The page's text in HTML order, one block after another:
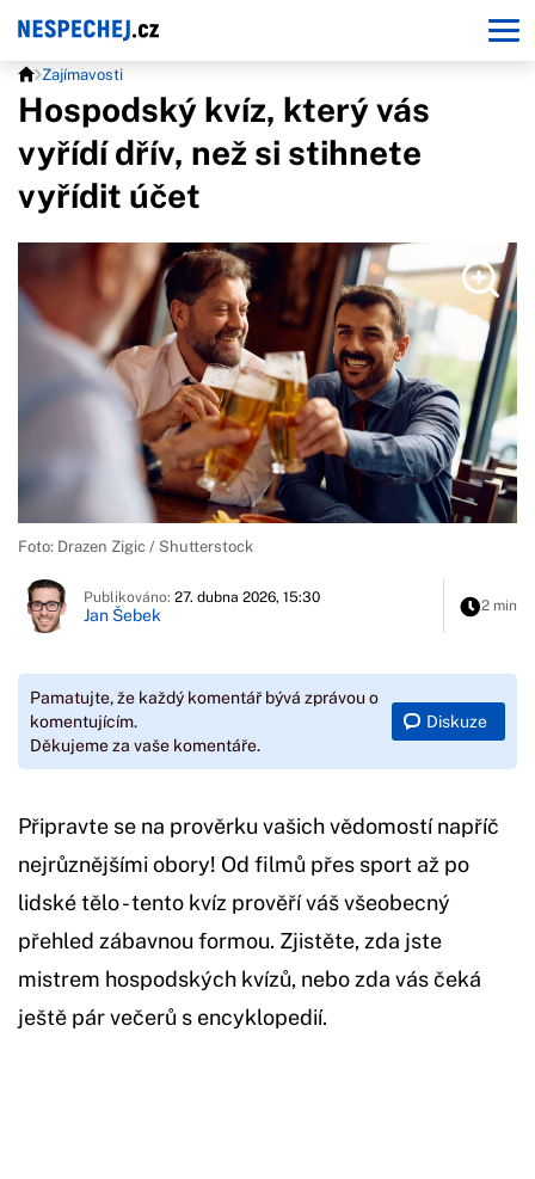
Zajímavosti
Hospodský kvíz, který vás
vyřídí dřív, než si stihnete
vyřídit účet
Foto: Drazen Zigic / Shutterstock
Publikováno: 27. dubna 2026, 15:30
Jan Šebek 2 min
Pamatujte, že každý komentář bývá zprávou o
komentujícím.
Děkujeme za vaše komentáře.
Diskuze
Připravte se na prověrku vašich vědomostí napříč
nejrůznějšími obory! Od filmů přes sport až po
lidské tělo - tento kvíz prověří váš všeobecný
přehled zábavnou formou. Zjistěte, zda jste
mistrem hospodských kvízů, nebo zda vás čeká
ještě pár večerů s encyklopedií.